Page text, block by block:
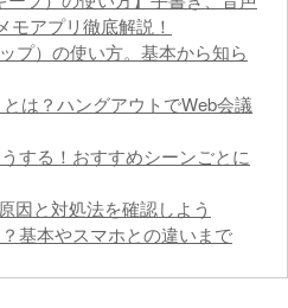
モアプリ徹底解説！
プ）の使い方。基本から知ら
は？ハングアウトでWeb会議
する！おすすめシーンごとに
因と対処法を確認しよう
基本やスマホとの違いまで